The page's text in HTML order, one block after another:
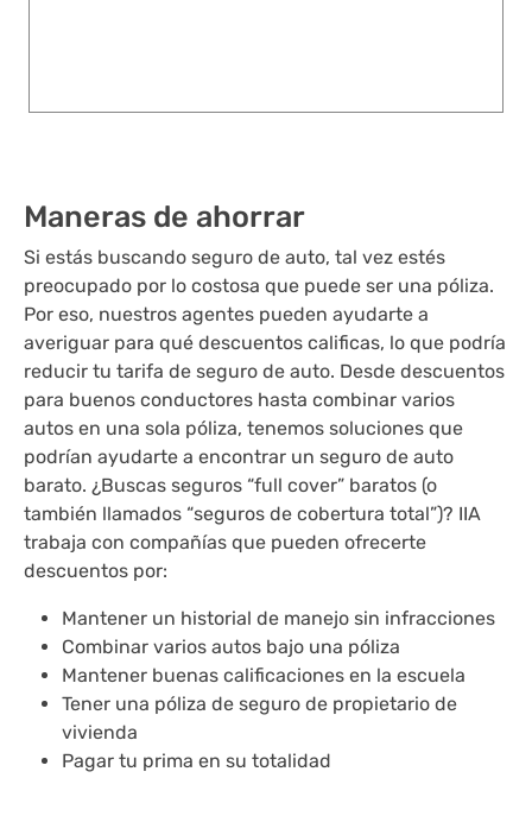
Maneras de ahorrar
Si estás buscando seguro de auto, tal vez estés
preocupado por lo costosa que puede ser una póliza.
Por eso, nuestros agentes pueden ayudarte a
averiguar para qué descuentos calificas, lo que podría
reducir tu tarifa de seguro de auto. Desde descuentos
para buenos conductores hasta combinar varios
autos en una sola póliza, tenemos soluciones que
podrían ayudarte a encontrar un seguro de auto
barato. ¿Buscas seguros “full cover” baratos (o
también llamados “seguros de cobertura total”)? IIA
trabaja con compañías que pueden ofrecerte
descuentos por:
Mantener un historial de manejo sin infracciones
Combinar varios autos bajo una póliza
Mantener buenas calificaciones en la escuela
Tener una póliza de seguro de propietario de
vivienda
Pagar tu prima en su totalidad